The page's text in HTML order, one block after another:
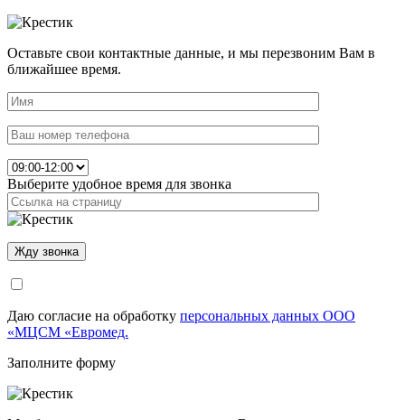
Оставьте свои контактные данные, и мы перезвоним Вам в
ближайшее время.
Выберите удобное время для звонка
Даю согласие на обработку персональных данных ООО
«МЦСМ «Евромед.
Заполните форму